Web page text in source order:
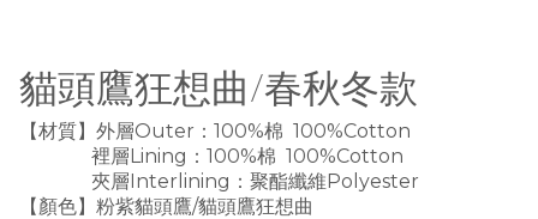
貓頭鷹狂想曲/春秋冬款
【材質】外層Outer：100%棉  100%Cotton
               裡層Lining：100%棉  100%Cotton
               夾層Interlining：聚酯纖維Polyester
【顏色】粉紫貓頭鷹/貓頭鷹狂想曲